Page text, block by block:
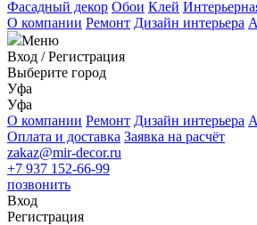
Фасадный декор Обои Клей
О компании Ремонт Дизайн интерьера
Меню
Вход /Регистрация
Выберите город
Уфа
Уфа
О компании Ремонт Дизайн интерьера
Оплата и доставка Заявка на расчёт
zakaz@mir-decor.ru
+7 937 152-66-99
позвонить
Вход
Регистрация